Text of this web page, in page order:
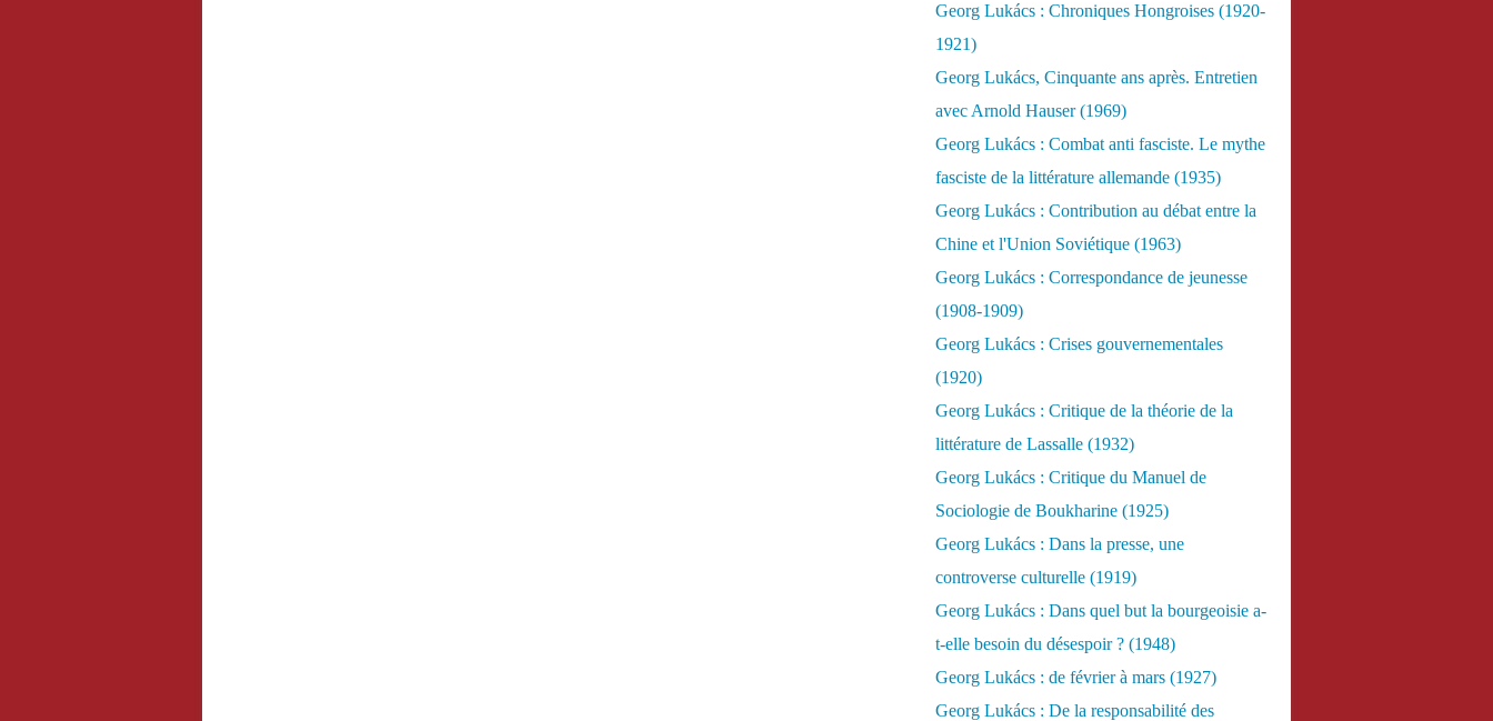
Georg Lukács : Chroniques Hongroises (1920-
1921)
Georg Lukács, Cinquante ans après. Entretien
avec Arnold Hauser (1969)
Georg Lukács : Combat anti fasciste. Le mythe
fasciste de la littérature allemande (1935)
Georg Lukács : Contribution au débat entre la
Chine et l'Union Soviétique (1963)
Georg Lukács : Correspondance de jeunesse
(1908-1909)
Georg Lukács : Crises gouvernementales
(1920)
Georg Lukács : Critique de la théorie de la
littérature de Lassalle (1932)
Georg Lukács : Critique du Manuel de
Sociologie de Boukharine (1925)
Georg Lukács : Dans la presse, une
controverse culturelle (1919)
Georg Lukács : Dans quel but la bourgeoisie a-
t-elle besoin du désespoir ? (1948)
Georg Lukács : de février à mars (1927)
Georg Lukács : De la responsabilité des